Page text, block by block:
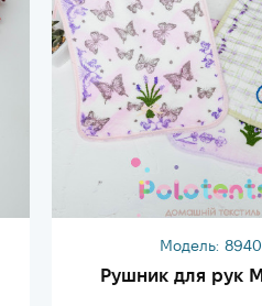
Модель:
Рушник для рук